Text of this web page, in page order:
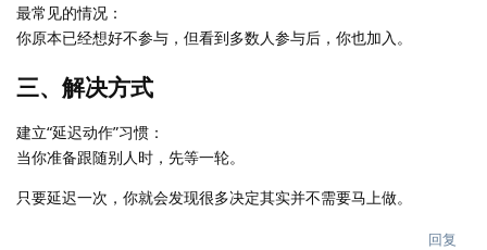
最常见的情况：
你原本已经想好不参与，但看到多数人参与后，你也加入。
三、解决方式
建立“延迟动作”习惯：
当你准备跟随别人时，先等一轮。
只要延迟一次，你就会发现很多决定其实并不需要马上做。
回复